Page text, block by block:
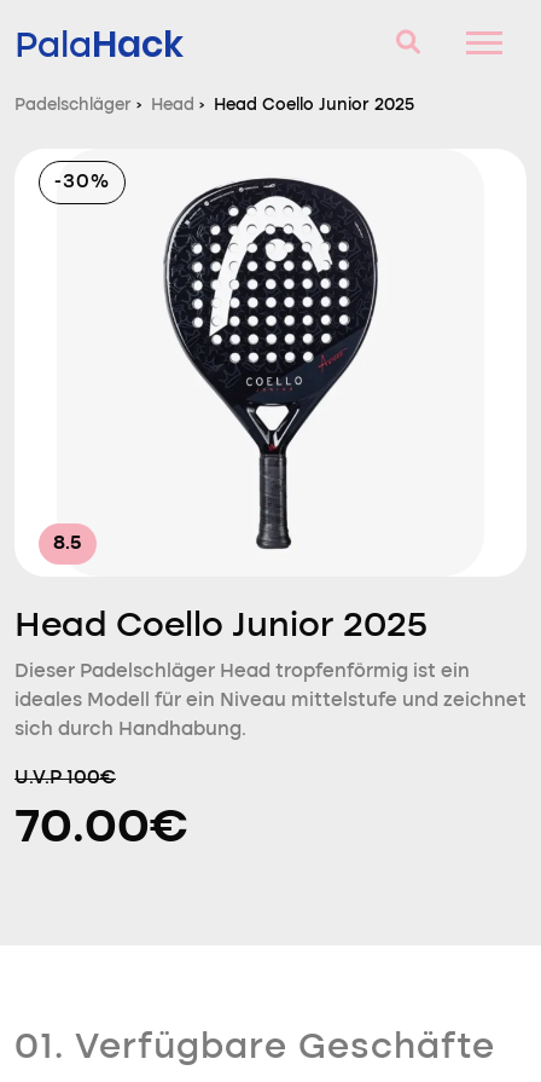
PalaHack
Fragen und Antworten
Vergleich
Padelschläger › Head › Head Coello Junior 2025
-30%
8.5
Head Coello Junior 2025
Dieser Padelschläger Head tropfenförmig ist ein
ideales Modell für ein Niveau mittelstufe und zeichnet
sich durch Handhabung.
U.V.P 100€
70.00€
01. Verfügbare Geschäfte